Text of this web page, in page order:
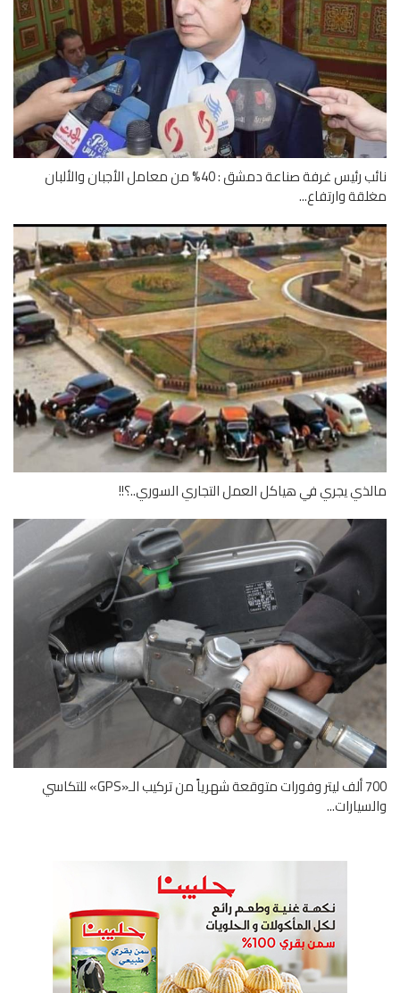
نائب رئيس غرفة صناعة دمشق : 40% من معامل الأجبان والألبان
وارتفاع...
يجري في هياكل العمل التجاري السوري..؟!!
700 ألف ليتر وفورات متوقعة شهرياً من تركيب الـ«GPS» للتكاسي